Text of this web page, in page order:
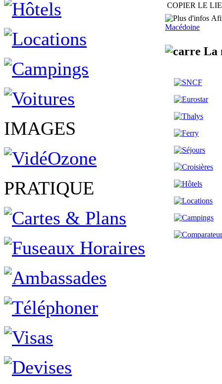
IMAGES
PRATIQUE
COPIER LE
Macédoine
La